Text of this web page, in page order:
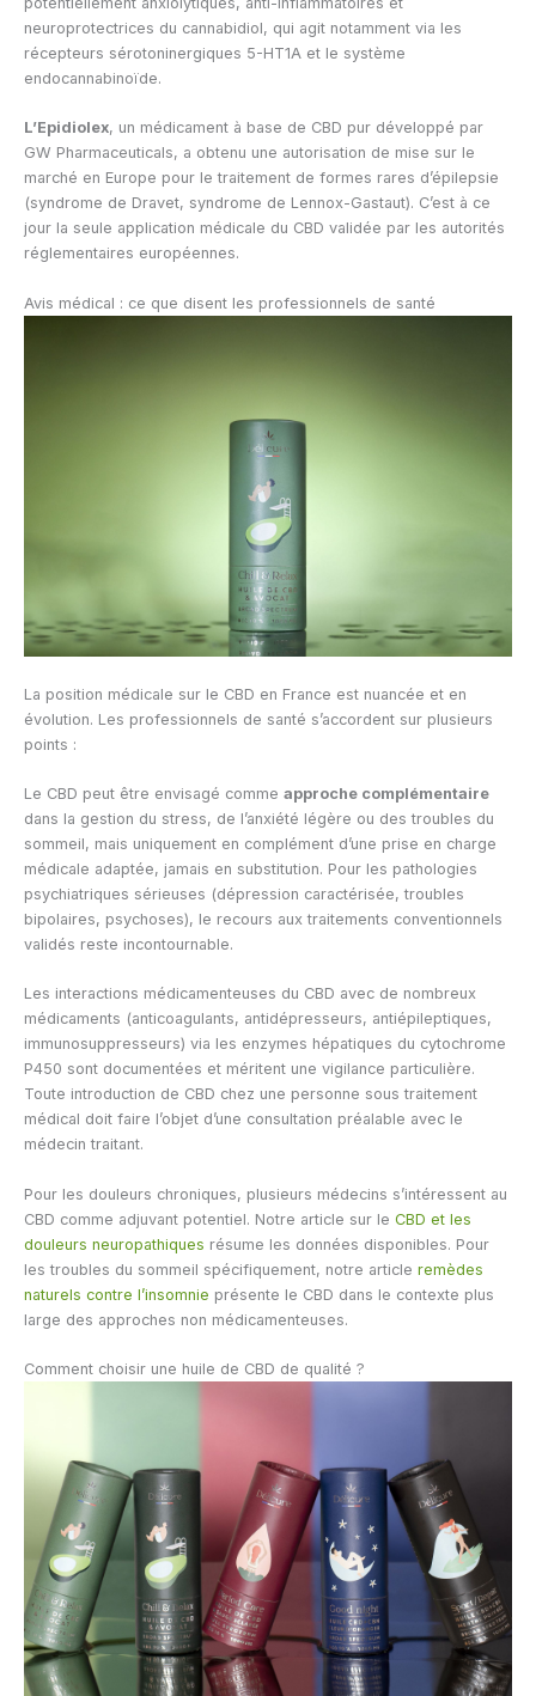
neuroprotectrices du cannabidiol, qui agit notamment via les
récepteurs sérotoninergiques 5-HT1A et le système
endocannabinoïde.
L’Epidiolex, un médicament à base de CBD pur développé par
GW Pharmaceuticals, a obtenu une autorisation de mise sur le
marché en Europe pour le traitement de formes rares d’épilepsie
(syndrome de Dravet, syndrome de Lennox-Gastaut). C’est à ce
jour la seule application médicale du CBD validée par les autorités
réglementaires européennes.
Avis médical : ce que disent les professionnels de santé
La position médicale sur le CBD en France est nuancée et en
évolution. Les professionnels de santé s’accordent sur plusieurs
points :
Le CBD peut être envisagé comme approche complémentaire
dans la gestion du stress, de l’anxiété légère ou des troubles du
sommeil, mais uniquement en complément d’une prise en charge
médicale adaptée, jamais en substitution. Pour les pathologies
psychiatriques sérieuses (dépression caractérisée, troubles
bipolaires, psychoses), le recours aux traitements conventionnels
validés reste incontournable.
Les interactions médicamenteuses du CBD avec de nombreux
médicaments (anticoagulants, antidépresseurs, antiépileptiques,
immunosuppresseurs) via les enzymes hépatiques du cytochrome
P450 sont documentées et méritent une vigilance particulière.
Toute introduction de CBD chez une personne sous traitement
médical doit faire l’objet d’une consultation préalable avec le
médecin traitant.
Pour les douleurs chroniques, plusieurs médecins s’intéressent au
CBD comme adjuvant potentiel. Notre article sur le CBD et les
douleurs neuropathiques résume les données disponibles. Pour
les troubles du sommeil spécifiquement, notre article remèdes
naturels contre l’insomnie présente le CBD dans le contexte plus
large des approches non médicamenteuses.
Comment choisir une huile de CBD de qualité ?